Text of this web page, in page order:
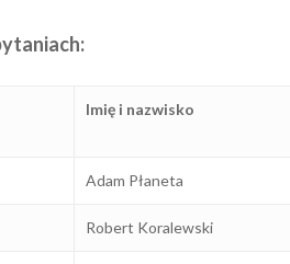
Imię i nazwisko
Adam Płaneta
Robert Koralewski